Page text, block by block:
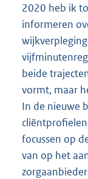
2020 heb ik
informeren
beide
vormt, maar
In de nieuwe
focussen op
van op het